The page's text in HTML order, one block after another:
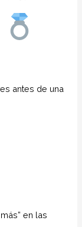
antes de una
en las